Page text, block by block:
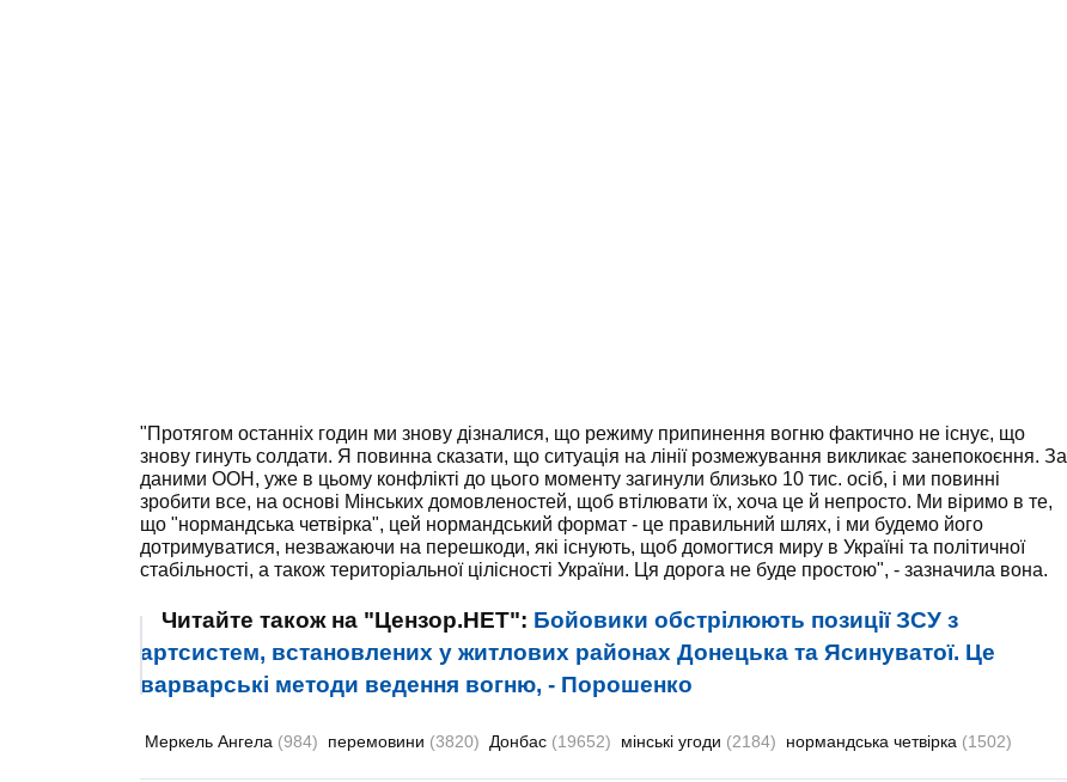
"Протягом останніх годин ми знову дізналися, що режиму припинення вогню фактично не існує, що
знову гинуть солдати. Я повинна сказати, що ситуація на лінії розмежування викликає занепокоєння. За
даними ООН, уже в цьому конфлікті до цього моменту загинули близько 10 тис. осіб, і ми повинні
зробити все, на основі Мінських домовленостей, щоб втілювати їх, хоча це й непросто. Ми віримо в те,
що "нормандська четвірка", цей нормандський формат - це правильний шлях, і ми будемо його
дотримуватися, незважаючи на перешкоди, які існують, щоб домогтися миру в Україні та політичної
стабільності, а також територіальної цілісності України. Ця дорога не буде простою", - зазначила вона.
Читайте також на "Цензор.НЕТ": Бойовики обстрілюють позиції ЗСУ з
артсистем, встановлених у житлових районах Донецька та Ясинуватої. Це
варварські методи ведення вогню, - Порошенко
Меркель Ангела (984) перемовини (3820) Донбас (19652) мінські угоди (2184) нормандська четвірка (1502)